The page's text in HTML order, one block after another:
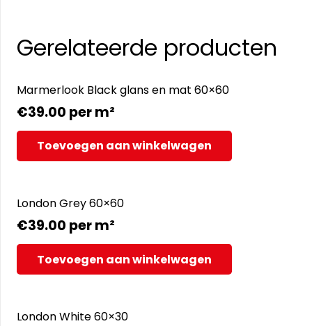
Gerelateerde producten
Marmerlook Black glans en mat 60×60
€39.00 per m²
Toevoegen aan winkelwagen
London Grey 60×60
€39.00 per m²
Toevoegen aan winkelwagen
London White 60×30